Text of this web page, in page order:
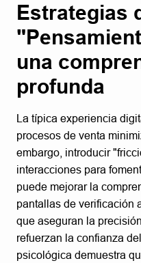
Estrategias
una
profunda
La típica experiencia
procesos de venta
embargo, introducir
interacciones para
puede mejorar la
pantallas de verificación
que aseguran la
refuerzan la confianza
psicológica demuestra